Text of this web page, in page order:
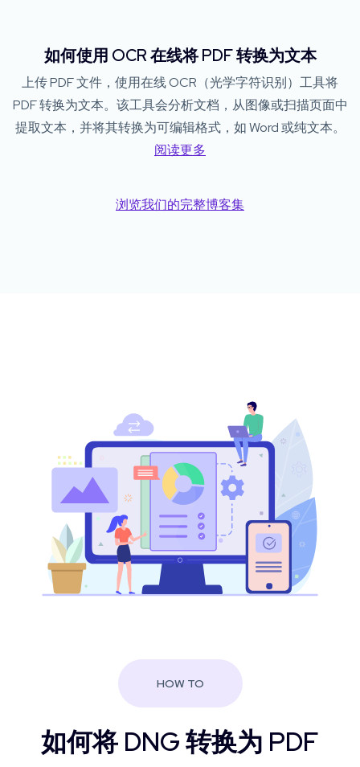
如何使用 OCR 在线将 PDF 转换为文本
上传 PDF 文件，使用在线 OCR（光学字符识别）工具将
PDF 转换为文本。该工具会分析文档，从图像或扫描页面中
提取文本，并将其转换为可编辑格式，如 Word 或纯文本。
阅读更多
浏览我们的完整博客集
HOW TO
如何将 DNG 转换为 PDF